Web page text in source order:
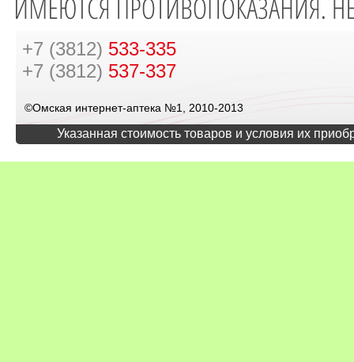
+7 (3812) 533-335
+7 (3812) 537-337
©Омская интернет-аптека №1, 2010-2013
Указанная стоимость товаров и условия их